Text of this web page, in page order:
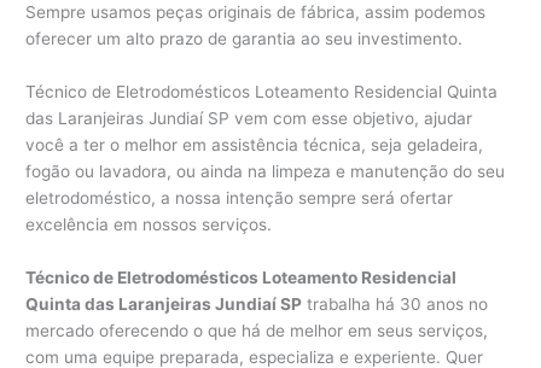
Sempre usamos peças originais de fábrica, assim podemos
oferecer um alto prazo de garantia ao seu investimento.
Técnico de Eletrodomésticos Loteamento Residencial Quinta
das Laranjeiras Jundiaí SP vem com esse objetivo, ajudar
você a ter o melhor em assistência técnica, seja geladeira,
fogão ou lavadora, ou ainda na limpeza e manutenção do seu
eletrodoméstico, a nossa intenção sempre será ofertar
excelência em nossos serviços.
Técnico de Eletrodomésticos Loteamento Residencial
Quinta das Laranjeiras Jundiaí SP trabalha há 30 anos no
mercado oferecendo o que há de melhor em seus serviços,
com uma equipe preparada, especializa e experiente. Quer